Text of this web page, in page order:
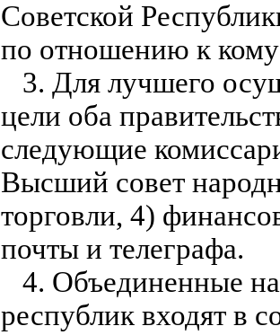
Советской
по отношению к
3. Для лучшего
цели оба
следующие
Высший совет
торговли, 4)
почты и телеграфа.
4. Объединенные
республик входят в